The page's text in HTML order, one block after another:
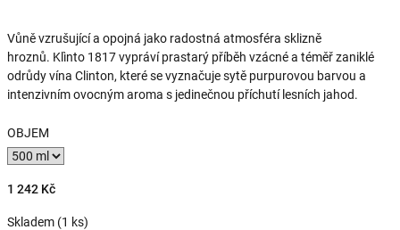
Vůně vzrušující a opojná jako radostná atmosféra sklizně
hroznů. Klìnto 1817 vypráví prastarý příběh vzácné a téměř zaniklé
odrůdy vína Clinton, které se vyznačuje sytě purpurovou barvou a
intenzivním ovocným aroma s jedinečnou příchutí lesních jahod.
OBJEM
1 242 Kč
Skladem (1 ks)